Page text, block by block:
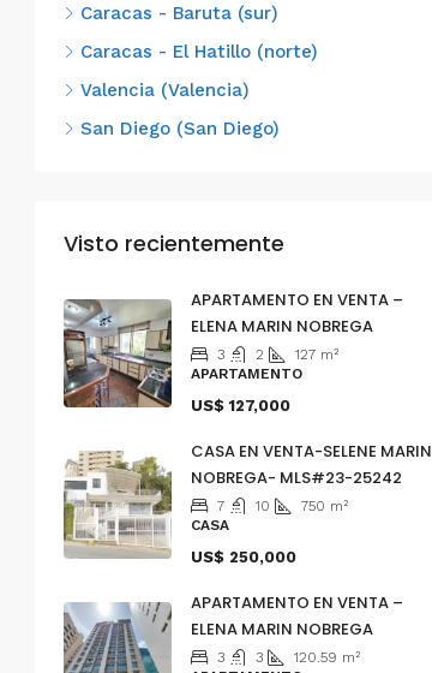
Caracas - Baruta (sur)
Caracas - El Hatillo (norte)
Valencia (Valencia)
San Diego (San Diego)
Visto recientemente
APARTAMENTO EN VENTA –
ELENA MARIN NOBREGA
3 2 127 m²
APARTAMENTO
US$ 127,000
CASA EN VENTA-SELENE MARIN
NOBREGA- MLS#23-25242
7 10 750 m²
CASA
US$ 250,000
APARTAMENTO EN VENTA –
ELENA MARIN NOBREGA
3 3 120.59 m²